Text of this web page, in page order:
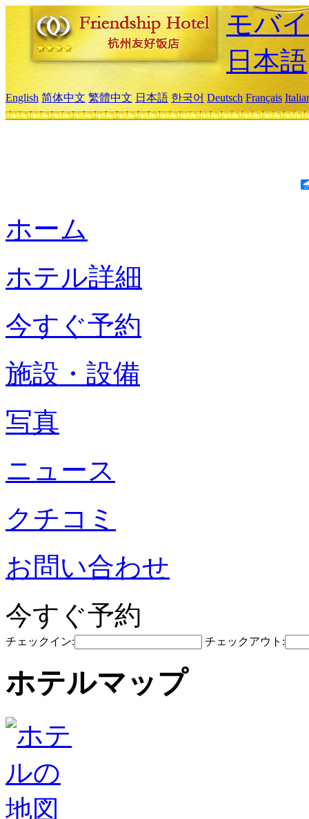
モバ
日本語
English 简体中文 繁體中文 日本語 한국어 Deutsch Français
ホーム
ホテル詳細
今すぐ予約
施設・設備
写真
ニュース
クチコミ
お問い合わせ
今すぐ予約
チェックイン: チェックアウト:
ホテルマップ